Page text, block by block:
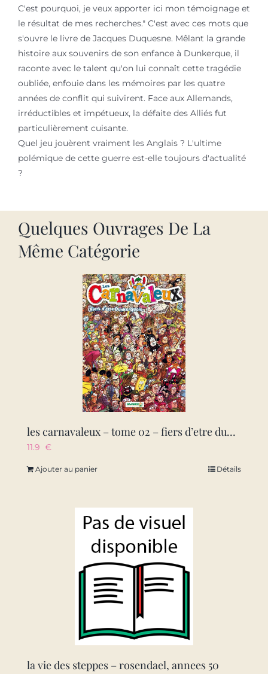
C'est pourquoi, je veux apporter ici mon témoignage et
le résultat de mes recherches." C'est avec ces mots que
s'ouvre le livre de Jacques Duquesne. Mêlant la grande
histoire aux souvenirs de son enfance à Dunkerque, il
raconte avec le talent qu'on lui connaît cette tragédie
oubliée, enfouie dans les mémoires par les quatre
années de conflit qui suivirent. Face aux Allemands,
irréductibles et impétueux, la défaite des Alliés fut
particulièrement cuisante.
Quel jeu jouèrent vraiment les Anglais ? L'ultime
polémique de cette guerre est-elle toujours d'actualité
?
Quelques Ouvrages De La
Même Catégorie
les carnavaleux – tome 02 – fiers d’etre dunkerquois
11.9 €
Ajouter au panier Détails
la vie des steppes – rosendael, annees 50